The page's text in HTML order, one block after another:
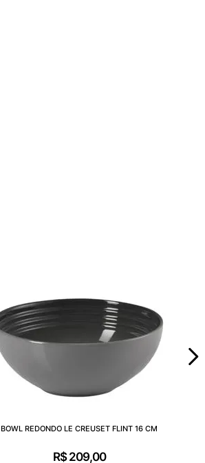
BOWL REDONDO LE CREUSET FLINT 16 CM
R$ 209,00